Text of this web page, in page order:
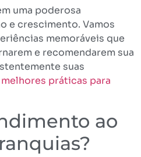
uma poderosa
e crescimento. Vamos
memoráveis que
e recomendarem sua
suas
melhores práticas para
ao